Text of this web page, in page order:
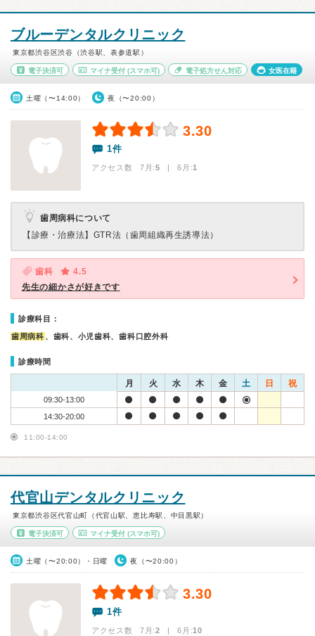
ブルーデンタルクリニック
東京都渋谷区渋谷（渋谷駅、表参道駅）
電子決済可 マイナ受付(スマホ可) 電子処方せん対応 女医在籍
土曜（〜14:00） 夜（〜20:00）
3.30
1件
アクセス数 7月:5 | 6月:1
歯周病科について
【診療・治療法】 GTR法（歯周組織再生誘導法）
歯科
4.5
先生の細かさが好きです
診療科目：
歯周病科 、歯科、小児歯科、歯科口腔外科
診療時間
月 火 水 木 金 土 日 祝
09:30-13:00
14:30-20:00
11:00-14:00
代官山デンタルクリニック
東京都渋谷区代官山町（代官山駅、恵比寿駅、中目黒駅）
電子決済可 マイナ受付(スマホ可)
土曜（〜20:00）・日曜 夜（〜20:00）
3.30
1件
アクセス数 7月:2 | 6月:10